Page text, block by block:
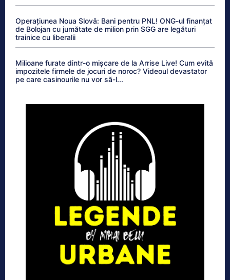
Operațiunea Noua Slovă: Bani pentru PNL! ONG-ul finanțat
de Bolojan cu jumătate de milion prin SGG are legături
trainice cu liberalii
Milioane furate dintr-o mișcare de la Arrise Live! Cum evită
impozitele firmele de jocuri de noroc? Videoul devastator
pe care casinourile nu vor să-l...